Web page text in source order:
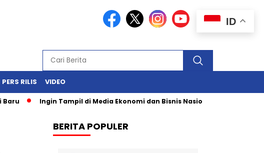
PERS RILIS VIDEO
Ingin Tampil di Media Ekonomi dan Bisnis Nasional? Persrilis.com Siap
BERITA POPULER
ID